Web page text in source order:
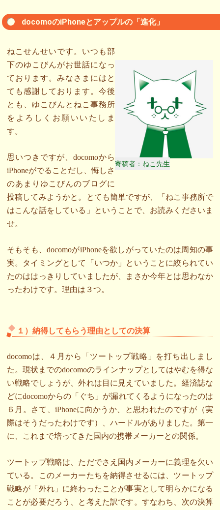
docomoのiPhoneとアップルの「進化」
寄稿者：ねこ先生
ねこせんせいです。いつも部
下のゆこびんがお世話になっ
ております。みなさまにはと
ても感謝しております。今後
とも、ゆこびんとねこ事務所
をよろしくお願いいたしま
す。
思いつきですが、docomoから
iPhoneがでることだし、悔しさ
のあまりゆこびんのブログに
投稿してみようかと。とても簡単ですが、「ねこ事務所で
はこんな話をしている」ということで、お読みくださいま
せ。
そもそも、docomoがiPhoneを欲しがっていたのは周知の事
実。タイミングとして「いつか」ということに絞られてい
たのははっきりしていましたが、まさか今年とは思わなか
ったわけです。理由は３つ。
１）納得してもらう理由としての決算
docomoは、４月から「ツートップ戦略」を打ち出しまし
た。現状までのdocomoのラインナップとしてはやむを得な
い戦略でしょうが、外れは目に見えていました。経済誌な
どにdocomoからの「ぐち」が漏れてくるようになったのは
６月。さて、iPhoneに向かうか、と思われたのですが（実
際はそうだったわけです）、ハードルがありました。第一
に、これまで培ってきた国内の携帯メーカーとの関係。
ツートップ戦略は、ただでさえ国内メーカーに義理を欠い
ている。このメーカーたちを納得させるには、ツートップ
戦略が「外れ」に終わったことが事実として明らかになる
ことが必要だろう、と考えた訳です。すなわち、次の決算